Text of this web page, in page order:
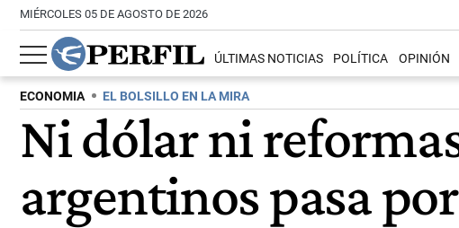
MIÉRCOLES 05 DE AGOSTO DE 2026
ÚLTIMAS NOTICIAS POLÍTICA OPINIÓN
ECONOMIA EL BOLSILLO EN LA MIRA
Ni dólar ni
argentinos pasa